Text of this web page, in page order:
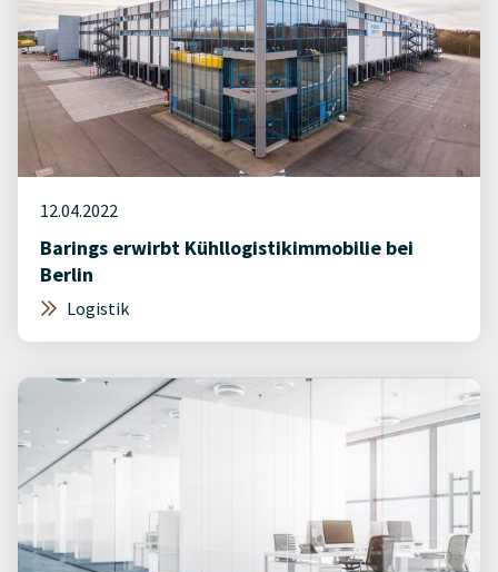
12.04.2022
Barings erwirbt Kühllogistikimmobilie bei
Berlin
Logistik